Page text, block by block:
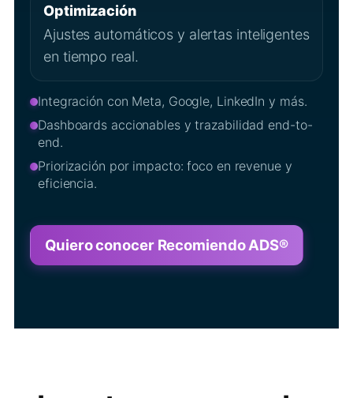
Optimización
Ajustes automáticos y alertas inteligentes
en tiempo real.
Integración con Meta, Google, LinkedIn y más.
Dashboards accionables y trazabilidad end-to-
end.
Priorización por impacto: foco en revenue y
eficiencia.
Quiero conocer Recomiendo ADS®